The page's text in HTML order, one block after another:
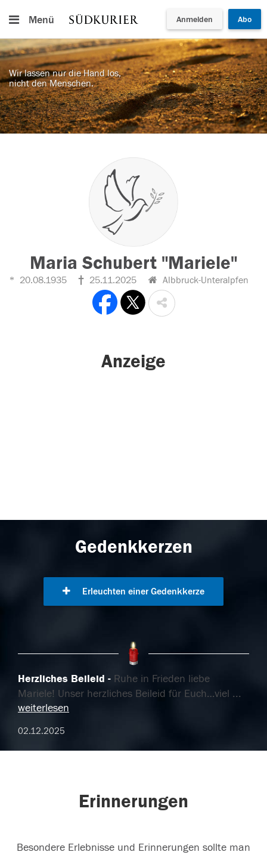
Menü Anmelden Abo
Wir lassen nur die Hand los,
nicht den Menschen.
Maria Schubert "Mariele"
20.08.1935 25.11.2025 Albbruck-Unteralpfen
Anzeige
Gedenkkerzen
Erleuchten einer Gedenkkerze
Herzliches Beileid
Ruhe in Frieden liebe
Mariele! Unser herzliches Beileid für Euch…viel ...
weiterlesen
02.12.2025
Erinnerungen
Besondere Erlebnisse und Erinnerungen sollte man